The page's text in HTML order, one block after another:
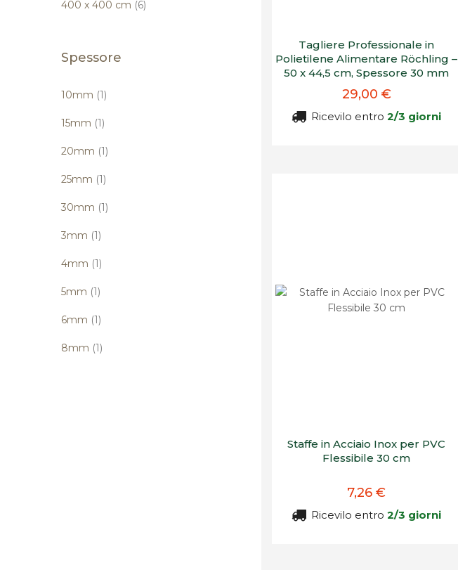
400 x 400 cm 6elementi
Spessore
10mm 1elemento
15mm 1elemento
20mm 1elemento
25mm 1elemento
30mm 1elemento
3mm 1elemento
4mm 1elemento
5mm 1elemento
6mm 1elemento
8mm 1elemento
Tagliere Professionale in
Polietilene Alimentare Röchling –
50 x 44,5 cm, Spessore 30 mm
29,00 €
Ricevilo entro2/3 giorni
Staffe in Acciaio Inox per PVC
Flessibile 30 cm
7,26 €
Ricevilo entro2/3 giorni